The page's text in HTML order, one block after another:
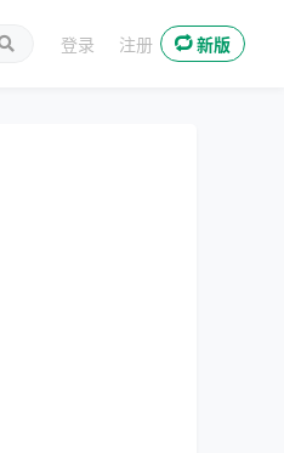
登录 注册 新版